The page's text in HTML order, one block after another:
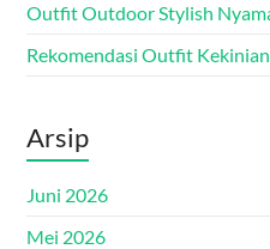
Outfit Outdoor Stylish
Rekomendasi Outfit
Arsip
Juni 2026
Mei 2026